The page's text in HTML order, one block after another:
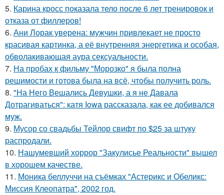
5. Карина кросс показала тело после 6 лет тренировок и
отказа от филлеров!
6. Ани Лорак уверена: мужчин привлекает не просто
красивая картинка, а её внутренняя энергетика и особая,
обволакивающая аура сексуальности.
7. На пробах к фильму "Морозко" я была полна
решимости и готова была на всё, чтобы получить роль.
8. "На Него Вешались Девушки, а я не Давала
Дотрагиваться": катя Iowa рассказала, как ее добивался
муж.
9. Мусор со свадьбы Тейлор свифт по $25 за штуку
распродали.
10. Нашумевший хоррор "Закулисье Реальности" вышел
в хорошем качестве.
11. Моника беллуччи на съёмках "Астерикс и Обеликс:
Миссия Клеопатра", 2002 год.